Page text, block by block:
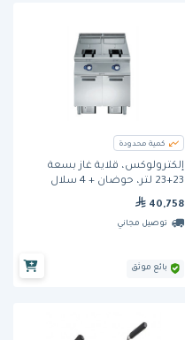
كمية محدودة
إلكترولوكس، قلاية غاز بسعة
23+23 لتر، حوضان + 4 سلال
نصفية الحجم.
40,758
توصيل مجاني
بائع موثق